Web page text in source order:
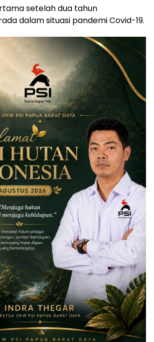
setelah dua tahun
dalam situasi pandemi Covid-19.